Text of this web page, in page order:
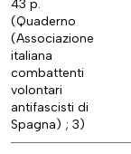
43 p.
(Quaderno
(Associazione
italiana
combattenti
volontari
antifascisti di
Spagna) ; 3)